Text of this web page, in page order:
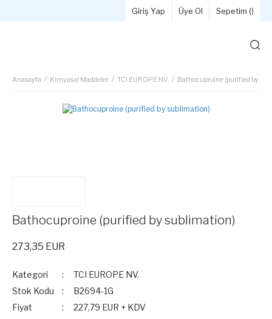
Giriş Yap Üye Ol Sepetim ()
Anasayfa Kimyasal Maddeler TCI EUROPE NV. Bathocuproine (purified by
Bathocuproine (purified by sublimation)
273,35 EUR
Kategori
TCI EUROPE NV.
Stok Kodu
B2694-1G
Fiyat
227,79 EUR + KDV